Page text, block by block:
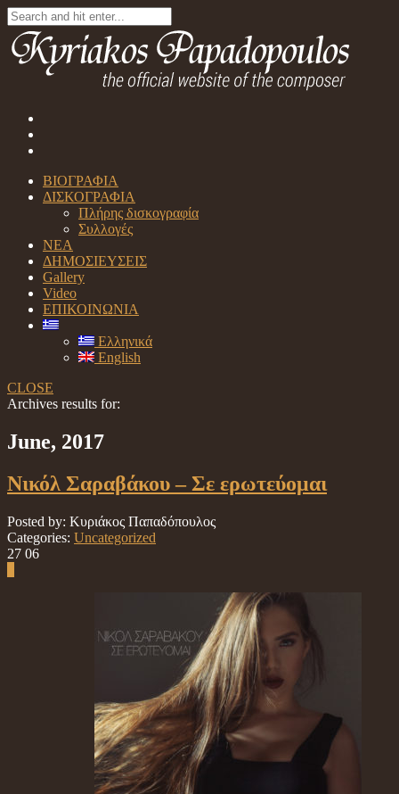
ΒΙΟΓΡΑΦΙΑ
ΔΙΣΚΟΓΡΑΦΙΑ
Πλήρης δισκογραφία
Συλλογές
ΝΕΑ
ΔΗΜΟΣΙΕΥΣΕΙΣ
Gallery
Video
ΕΠΙΚΟΙΝΩΝΙΑ
Ελληνικά
English
CLOSE
Archives results for:
June, 2017
Νικόλ Σαραβάκου – Σε ερωτεύομαι
Posted by: Κυριάκος Παπαδόπουλος
Categories: Uncategorized
27 06